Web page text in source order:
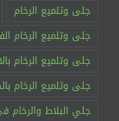
جلى وتلميع الرخام
جلى وتلميع الرخام
جلى وتلميع الرخام
جلى وتلميع الرخام
جلي البلاط والرخام